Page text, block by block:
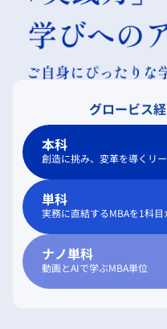
グロービス
本科
創造に挑み、変革を導くリ
単科
実務に直結するMBAを1科目
ナノ単科
動画とAIで学ぶMBA単位